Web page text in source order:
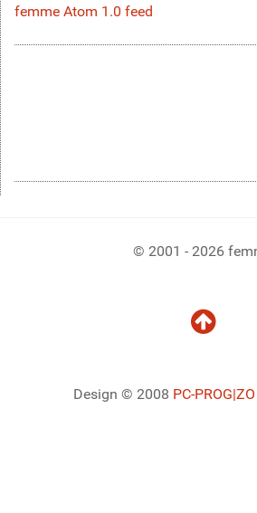
femme Atom 1.0 feed
© 2001 - 2026
Design © 2008 PC-PROG|ZO